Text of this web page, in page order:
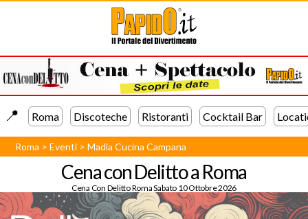
📍️ Roma Discoteche Ristoranti Cocktail Bar
Roma >Eventi >Madia Cucina Campana
Cena con Delitto a Roma
Cena Con Delitto Roma Sabato 10 Ottobre 2026